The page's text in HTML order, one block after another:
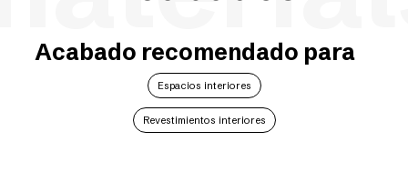
Acabado recomendado para
Espacios interiores
Revestimientos interiores